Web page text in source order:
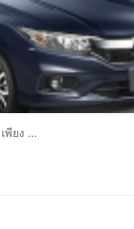
พียง …